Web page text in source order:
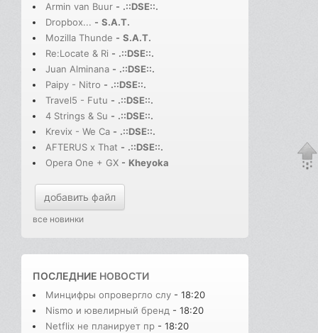
Armin van Buur - .::DSE::.
Dropbox... - S.A.T.
Mozilla Thunde - S.A.T.
Re:Locate & Ri - .::DSE::.
Juan Alminana - .::DSE::.
Paipy - Nitro - .::DSE::.
Travel5 - Futu - .::DSE::.
4 Strings & Su - .::DSE::.
Krevix - We Ca - .::DSE::.
AFTERUS x That - .::DSE::.
Opera One + GX - Kheyoka
добавить файл
все новинки
ПОСЛЕДНИЕ НОВОСТИ
Минцифры опровергло слу - 18:20
Nismo и ювелирный бренд - 18:20
Netflix не планирует пр - 18:20